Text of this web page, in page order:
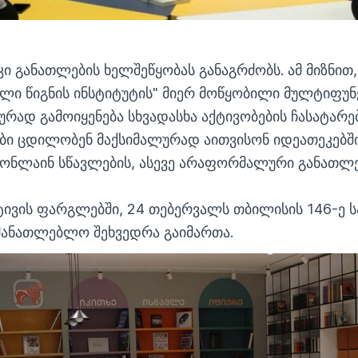
განათლების ხელშეწყობას განაგრძობს. ამ
წიგნის ინსტიტუტის" მიერ მოწყობილი
გამოიყენება სხვადასხა აქტივობების
ცდილობენ მაქსიმალურად აითვისონ
სწავლების, ასევე არაფორმალური
ფარგლებში, 24 თებერვალს თბილისის 146-ე
შეხვედრა გაიმართა.